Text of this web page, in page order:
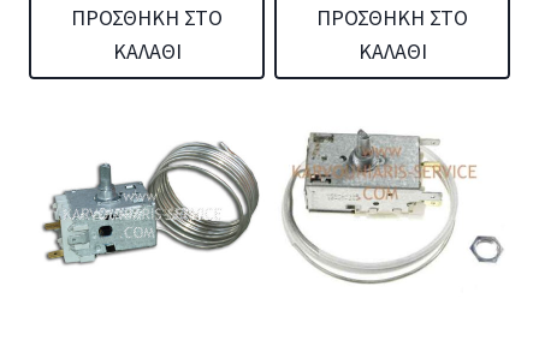
ΠΡΟΣΘΉΚΗ ΣΤΟ
ΚΑΛΆΘΙ
ΠΡΟΣΘΉΚΗ ΣΤΟ
ΚΑΛΆΘΙ